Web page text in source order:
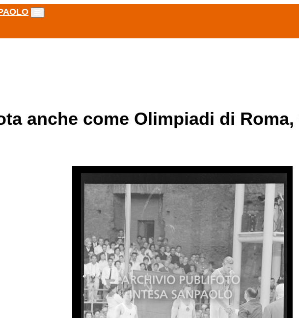
anche come Olimpiadi di Roma,